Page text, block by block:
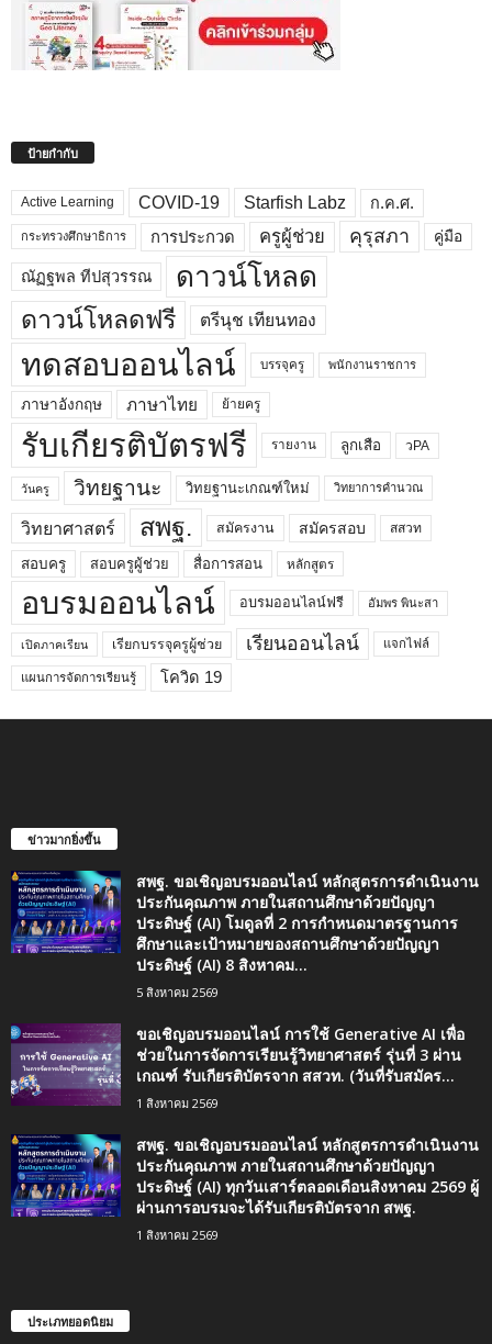
ป้ายกำกับ
Active Learning COVID-19 Starfish Labz ก.ค.ศ.
กระทรวงศึกษาธิการ การประกวด ครูผู้ช่วย คุรุสภา คู่มือ
ณัฏฐพล ทีปสุวรรณ ดาวน์โหลด
ดาวน์โหลดฟรี ตรีนุช เทียนทอง
ทดสอบออนไลน์ บรรจุครู พนักงานราชการ
ภาษาอังกฤษ ภาษาไทย ย้ายครู
รับเกียรติบัตรฟรี รายงาน ลูกเสือ วPA
วันครู วิทยฐานะ วิทยฐานะเกณฑ์ใหม่ วิทยาการคำนวณ
วิทยาศาสตร์ สพฐ. สมัครงาน สมัครสอบ สสวท
สอบครู สอบครูผู้ช่วย สื่อการสอน หลักสูตร
อบรมออนไลน์ อบรมออนไลน์ฟรี อัมพร พินะสา
เปิดภาคเรียน เรียกบรรจุครูผู้ช่วย เรียนออนไลน์ แจกไฟล์
แผนการจัดการเรียนรู้ โควิด 19
ข่าวมากยิ่งขึ้น
สพฐ. ขอเชิญอบรมออนไลน์ หลักสูตรการดำเนินงาน
ประกันคุณภาพ ภายในสถานศึกษาด้วยปัญญา
ประดิษฐ์ (AI) โมดูลที่ 2 การกำหนดมาตรฐานการ
ศึกษาและเป้าหมายของสถานศึกษาด้วยปัญญา
ประดิษฐ์ (AI) 8 สิงหาคม...
5 สิงหาคม 2569
ขอเชิญอบรมออนไลน์ การใช้ Generative AI เพื่อ
ช่วยในการจัดการเรียนรู้วิทยาศาสตร์ รุ่นที่ 3 ผ่าน
เกณฑ์ รับเกียรติบัตรจาก สสวท. (วันที่รับสมัคร...
1 สิงหาคม 2569
สพฐ. ขอเชิญอบรมออนไลน์ หลักสูตรการดำเนินงาน
ประกันคุณภาพ ภายในสถานศึกษาด้วยปัญญา
ประดิษฐ์ (AI) ทุกวันเสาร์ตลอดเดือนสิงหาคม 2569 ผู้
ผ่านการอบรมจะได้รับเกียรติบัตรจาก สพฐ.
1 สิงหาคม 2569
ประเภทยอดนิยม